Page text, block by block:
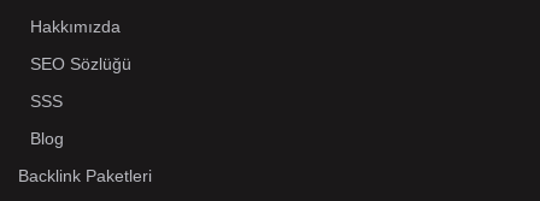
Hakkımızda
SEO Sözlüğü
SSS
Blog
Backlink Paketleri